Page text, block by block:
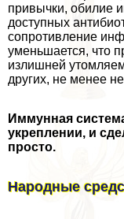
привычки, обилие
доступных
сопротивление
уменьшается, что
излишней
других, не менее
Иммунная
укреплении, и
просто.
Народные